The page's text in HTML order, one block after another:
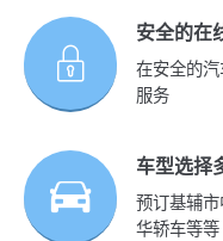
安全的在
在安全的
服务
车型选择
预订基辅
华轿车等等